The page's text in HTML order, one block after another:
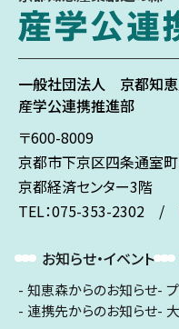
一般社団法人 京都知
産学公連携推進部
〒600-8009
京都市下京区四条通室
京都経済センター3階
TEL：075-353-2302 /
お知らせ・イベント
知恵森からのお知らせ
連携先からのお知らせ